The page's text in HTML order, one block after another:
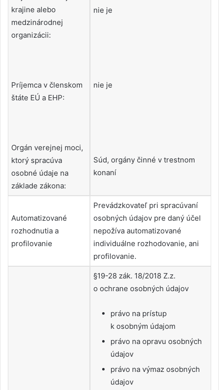
krajine alebo
medzinárodnej
organizácii:
Príjemca v členskom
štáte EÚ a EHP:
Orgán verejnej moci,
ktorý spracúva
osobné údaje na
základe zákona:
nie je
nie je
Súd, orgány činné v trestnom
konaní
Automatizované
rozhodnutia a
profilovanie
Prevádzkovateľ pri spracúvaní
osobných údajov pre daný účel
nepožíva automatizované
individuálne rozhodovanie, ani
profilovanie.
§19-28 zák. 18/2018 Z.z.
o ochrane osobných údajov
právo na prístup
k osobným údajom
právo na opravu osobných
údajov
právo na výmaz osobných
údajov